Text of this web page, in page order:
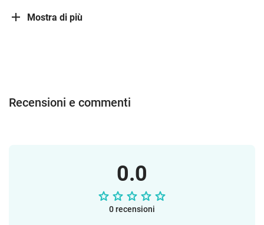
Mostra di più
Recensioni e commenti
0.0
0 recensioni